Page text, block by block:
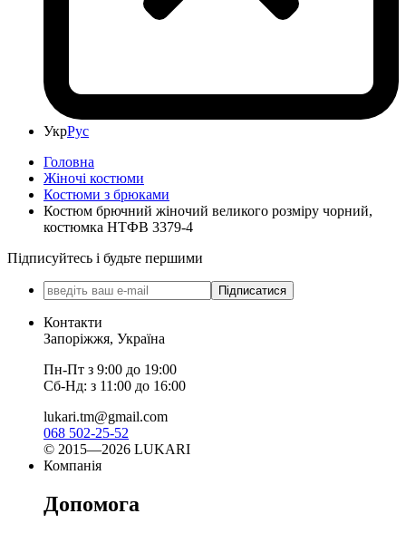
УкрРус
Головна
Жіночі костюми
Костюми з брюками
Костюм брючний жіночий великого розміру чорний,
костюмка НТФВ 3379-4
Підписуйтесь і будьте першими
Підписатися
Контакти
Запоріжжя, Україна
Пн-Пт з 9:00 до 19:00
Сб-Нд: з 11:00 до 16:00
lukari.tm@gmail.com
068 502-25-52
© 2015—2026 LUKARI
Компанія
Допомога